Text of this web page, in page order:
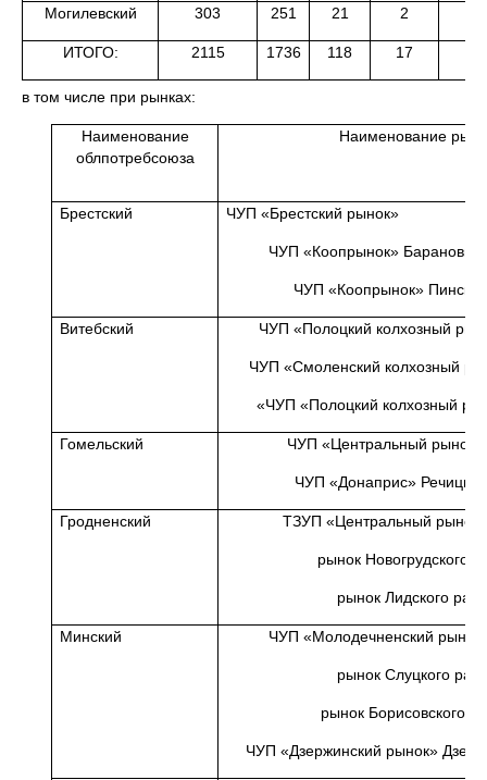
Могилевский 303 251 21 2
ИТОГО: 2115 1736 118 17
в том числе при рынках:
Наименование
облпотребсоюза
Наименование
Брестский ЧУП «Брестский рынок»
ЧУП «Коопрынок»
ЧУП «Коопрынок»
Витебский ЧУП «Полоцкий колхозный
ЧУП «Смоленский колхозный
«ЧУП «Полоцкий колхозный
Гомельский ЧУП «Центральный рынок»
ЧУП «Донаприс»
Гродненский ТЗУП «Центральный рынок»
рынок Новогрудского
рынок Лидского
Минский ЧУП «Молодечненский рынок
рынок Слуцкого
рынок Борисовского
ЧУП «Дзержинский рынок»